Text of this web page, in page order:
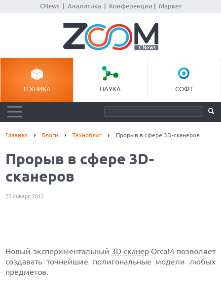
CNews| Аналитика Конференции Маркет
ТЕХНИКА НАУКА СОФТ
Главная Блоги Техноблог Прорыв в сфере 3D-сканеров
Прорыв в сфере 3D-
сканеров
20 января 2012
Новый экспериментальный 3D-сканер OrcaM позволяет
создавать точнейшие полигональные модели любых
предметов.